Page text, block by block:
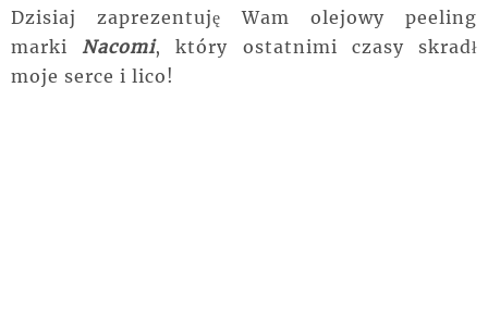
Dzisiaj zaprezentuję Wam olejowy peeling
marki Nacomi, który ostatnimi czasy skradł
moje serce i lico!